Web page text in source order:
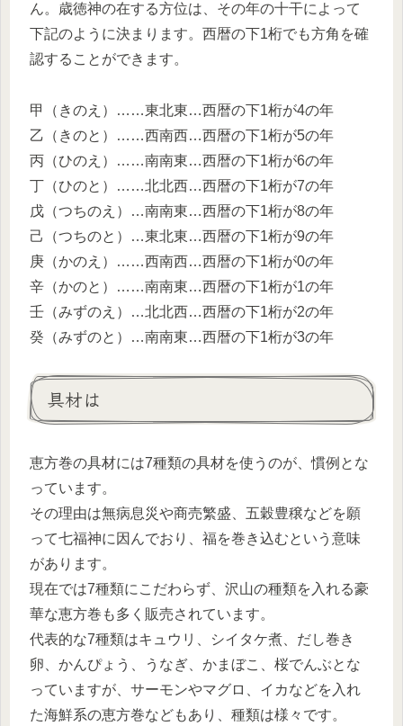
ん。歳徳神の在する方位は、その年の十干によって
下記のように決まります。西暦の下1桁でも方角を確
認することができます。
甲（きのえ）……東北東…西暦の下1桁が4の年
乙（きのと）……西南西…西暦の下1桁が5の年
丙（ひのえ）……南南東…西暦の下1桁が6の年
丁（ひのと）……北北西…西暦の下1桁が7の年
戊（つちのえ）…南南東…西暦の下1桁が8の年
己（つちのと）…東北東…西暦の下1桁が9の年
庚（かのえ）……西南西…西暦の下1桁が0の年
辛（かのと）……南南東…西暦の下1桁が1の年
壬（みずのえ）…北北西…西暦の下1桁が2の年
癸（みずのと）…南南東…西暦の下1桁が3の年
具材は
恵方巻の具材には7種類の具材を使うのが、慣例とな
っています。
その理由は無病息災や商売繁盛、五穀豊穣などを願
って七福神に因んでおり、福を巻き込むという意味
があります。
現在では7種類にこだわらず、沢山の種類を入れる豪
華な恵方巻も多く販売されています。
代表的な7種類はキュウリ、シイタケ煮、だし巻き
卵、かんぴょう、うなぎ、かまぼこ、桜でんぶとな
っていますが、サーモンやマグロ、イカなどを入れ
た海鮮系の恵方巻などもあり、種類は様々です。